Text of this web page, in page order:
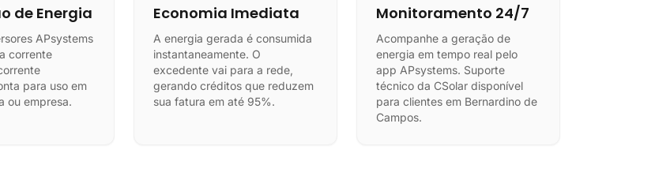
de Energia
APsystems
corrente
para uso em
ou empresa.
Economia Imediata
A energia gerada é consumida
instantaneamente. O
excedente vai para a rede,
gerando créditos que reduzem
sua fatura em até 95%.
Monitoramento 24/7
Acompanhe a geração de
energia em tempo real pelo
app APsystems. Suporte
técnico da CSolar disponível
para clientes em Bernardino de
Campos.